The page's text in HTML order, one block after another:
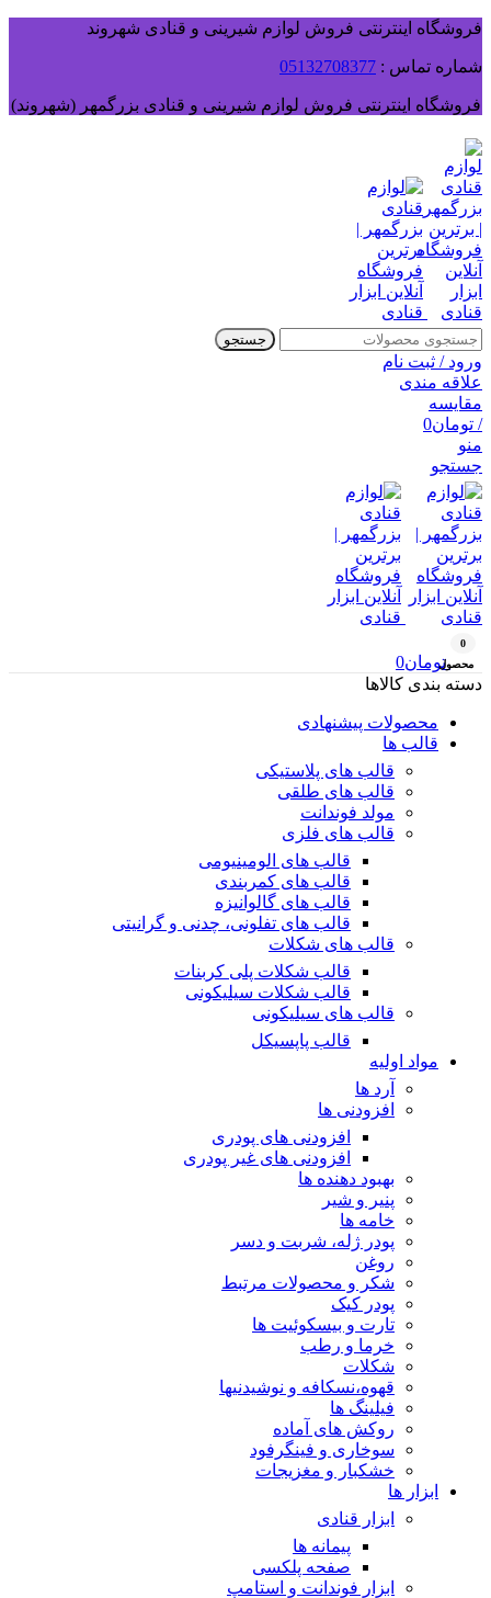
فروشگاه اینترنتی فروش لوازم شیرینی و قنادی شهروند
شماره تماس : 05132708377
فروشگاه اینترنتی فروش لوازم شیرینی و قنادی بزرگمهر (شهروند)
جستجو
ورود / ثبت نام
علاقه مندی
مقایسه
/ تومان0
منو
جستجو
0
محصولتومان0
دسته بندی کالاها
محصولات پیشنهادی
قالب ها
قالب های پلاستیکی
قالب های طلقی
مولد فوندانت
قالب های فلزی
قالب های الومینیومی
قالب های کمربندی
قالب های گالوانیزه
قالب های تفلونی، چدنی و گرانیتی
قالب های شکلات
قالب شکلات پلی کربنات
قالب شکلات سیلیکونی
قالب های سیلیکونی
قالب پاپسیکل
مواد اولیه
آرد ها
افزودنی ها
افزودنی های پودری
افزودنی های غیر پودری
بهبود دهنده ها
پنیر و شیر
خامه ها
پودر ژله، شربت و دسر
روغن
شکر و محصولات مرتبط
پودر کیک
تارت و بیسکوئیت ها
خرما و رطب
شکلات
قهوه،نسکافه و نوشیدنیها
فیلینگ ها
روکش های آماده
سوخاری و فینگرفود
خشکبار و مغزیجات
ابزار ها
ابزار قنادی
پیمانه ها
صفحه پلکسی
ابزار فوندانت و استامپ